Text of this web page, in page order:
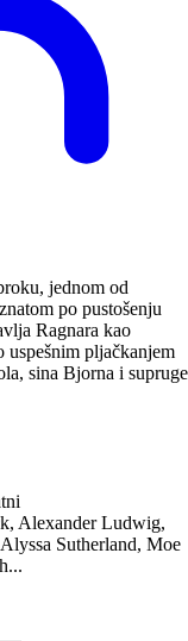
jednom od
po pustošenju
Ragnara kao
uspešnim pljačkanjem
sina Bjorna i
Alexander Ludwig,
Sutherland, Moe